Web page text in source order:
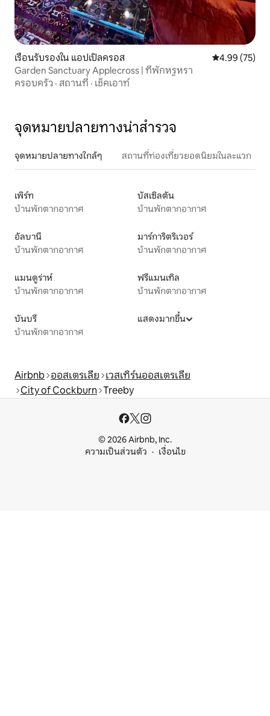
เรือนรับรองใน แอปเปิลครอส คะแนนเฉลี่ย
4.99 (75)
Garden Sanctuary Applecross | ที่พักหรูหรา
ครอบครัว · สถานที่ · เช็คเอาท์
จุดหมายปลายทางน่าสำรวจ
จุดหมายปลายทางใกล้ๆ สถานที่ท่องเที่ยวยอดนิยมในละแวก
เพิร์ท
บ้านพักตากอากาศ
บัสเซิลตัน
บ้านพักตากอากาศ
อัลบานี
บ้านพักตากอากาศ
มาร์การิตริเวอร์
บ้านพักตากอากาศ
แมนดูร่าห์
บ้านพักตากอากาศ
ฟรีแมนเทิล
บ้านพักตากอากาศ
บันบรี
บ้านพักตากอากาศ
แสดงมากขึ้น
Airbnb ออสเตรเลีย เวสเทิร์นออสเตรเลีย
City of Cockburn Treeby
© 2026 Airbnb, Inc.
ความเป็นส่วนตัว
เงื่อนไข